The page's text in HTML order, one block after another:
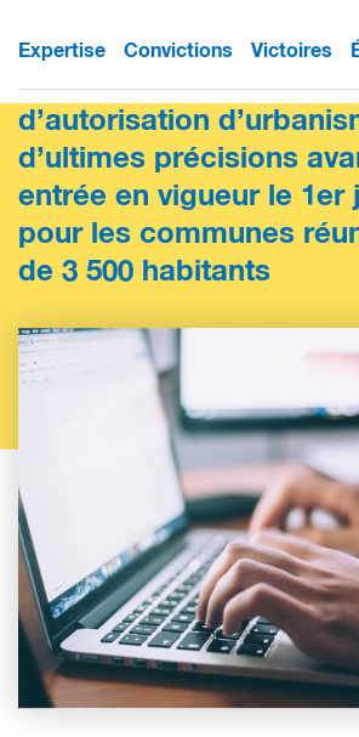
Expertise Convictions Victoires
Dématérialisation des
d’autorisation
d’ultimes précisions
entrée en vigueur le 1er
pour les communes
de 3 500 habitants